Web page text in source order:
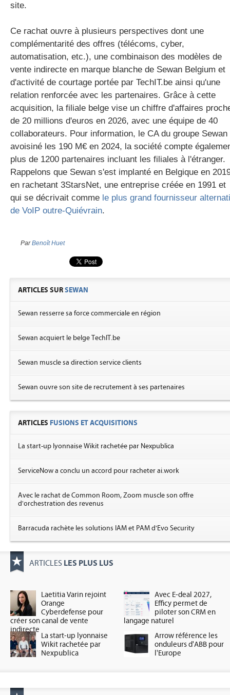
site.
Ce rachat ouvre à plusieurs perspectives dont une
complémentarité des offres (télécoms, cyber,
automatisation, etc.), une combinaison des modèles de
vente indirecte en marque blanche de Sewan Belgium et
d'activité de courtage portée par TechIT.be ainsi qu'une
relation renforcée avec les partenaires. Grâce à cette
acquisition, la filiale belge vise un chiffre d'affaires
de 20 millions d'euros en 2026, avec une équipe de 40
collaborateurs. Pour information, le CA du groupe Sewan
avoisiné les 190 M€ en 2024, la société compte
plus de 1200 partenaires incluant les filiales à l'étranger.
Rappelons que Sewan s'est implanté en Belgique en
en rachetant 3StarsNet, une entreprise créée en 1991 et
qui se décrivait comme le plus grand fournisseur
de VoIP outre-Quiévrain.
ParBenoît Huet
ARTICLES SURSEWAN
Sewan resserre sa force commerciale en région
Sewan acquiert le belge TechIT.be
Sewan muscle sa direction service clients
Sewan ouvre son site de recrutement à ses partenaires
ARTICLES FUSIONS ET ACQUISITIONS
La start-up lyonnaise Wikit rachetée par Nexpublica
ServiceNow a conclu un accord pour racheter ai.work
Avec le rachat de Common Room, Zoom muscle son offre
d'orchestration des revenus
Barracuda rachète les solutions IAM et PAM d'Evo Security
ARTICLES LES PLUS LUS
Laetitia Varin rejoint
Orange
Cyberdefense pour
créer son canal de vente
indirecte
Avec E-deal 2027,
Efficy permet de
piloter son CRM en
langage naturel
La start-up lyonnaise
Wikit rachetée par
Nexpublica
Arrow référence les
onduleurs d'ABB pour
l'Europe